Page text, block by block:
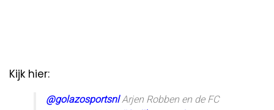
Kijk hier:
@golazosportsnlArjen Robben en de FC